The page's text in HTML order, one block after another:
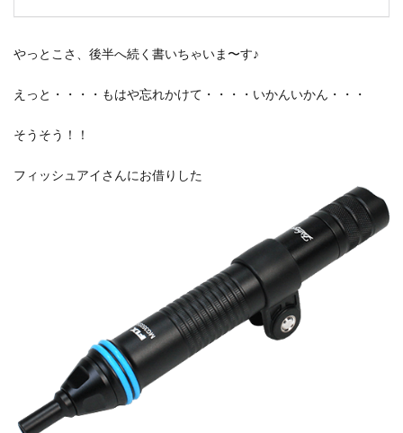
やっとこさ、後半へ続く書いちゃいま〜す♪
えっと・・・・もはや忘れかけて・・・・いかんいかん・・・
そうそう！！
フィッシュアイさんにお借りした